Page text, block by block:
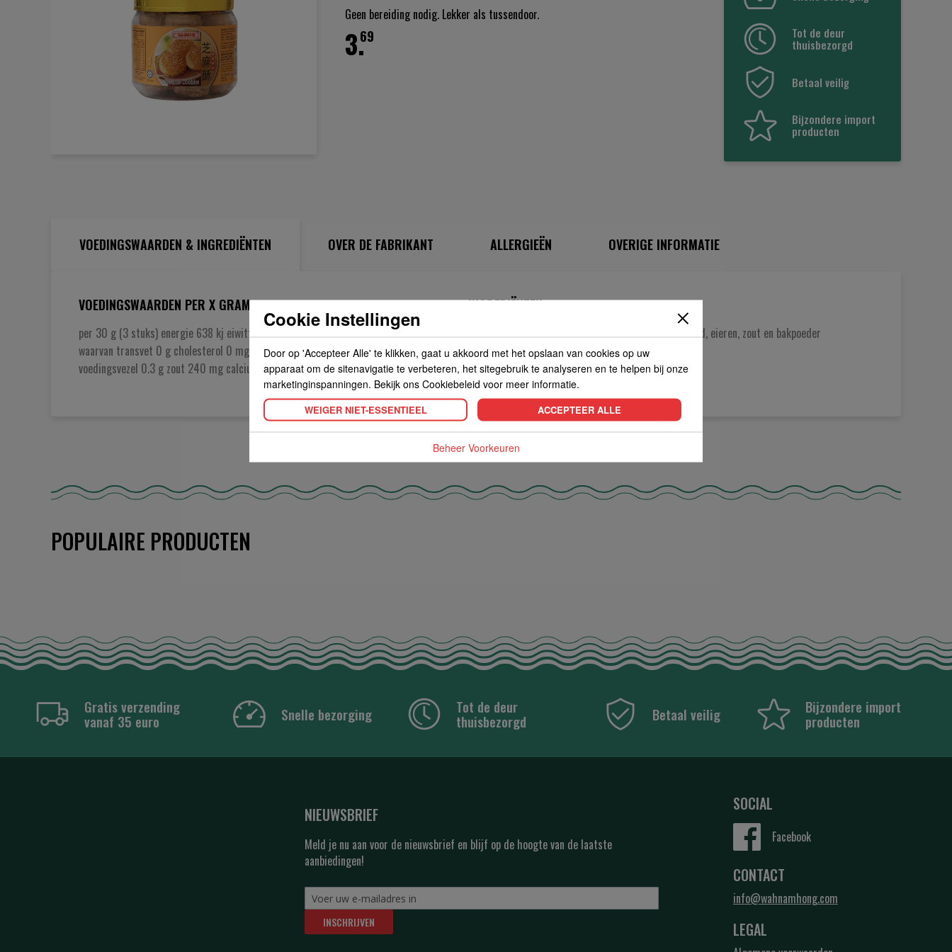
afbeeldingen-
Geen bereiding nodig. Lekker als tussendoor.
69
3. Tot de deur
thuisbezorgd
Betaal veilig
Bijzondere import
producten
VOEDINGSWAARDEN & INGREDIËNTEN OVER DE FABRIKANT ALLERGIEËN OVERIGE INFORMATIE
VOEDINGSWAARDEN PER X GRAM
per 30 g (3 stuks) energie 638 kj eiwitten 2.1 g vetten 7.7 g waarvan verzadigd 3.2 g
waarvan transvet 0 g cholesterol 0 mg koolhydraten 19 g waarvan suiker 6.2 g
voedingsvezel 0.3 g zout 240 mg calcium 5 mg
INGREDIËNTEN
tarwemeel, plantaardige olie, suiker, pinda, sesamzaad, eieren, zout en bakpoeder
POPULAIRE PRODUCTEN
Gratis verzending
vanaf 35 euro Snelle bezorging Tot de deur
thuisbezorgd Betaal veilig Bijzondere import
producten
NIEUWSBRIEF
Meld je nu aan voor de nieuwsbrief en blijf op de hoogte van de laatste
aanbiedingen!
INSCHRIJVEN
SOCIAL
Facebook
CONTACT
info@wahnamhong.com
LEGAL
Cookie Instellingen
Door op 'Accepteer Alle' te klikken, gaat u akkoord met het opslaan van cookies op uw
apparaat om de sitenavigatie te verbeteren, het sitegebruik te analyseren en te helpen bij onze
marketinginspanningen. Bekijk ons Cookiebeleid voor meer informatie.
WEIGER NIET-ESSENTIEEL ACCEPTEER ALLE
Beheer Voorkeuren